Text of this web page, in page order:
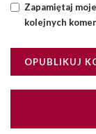
Zapamiętaj
kolejnych